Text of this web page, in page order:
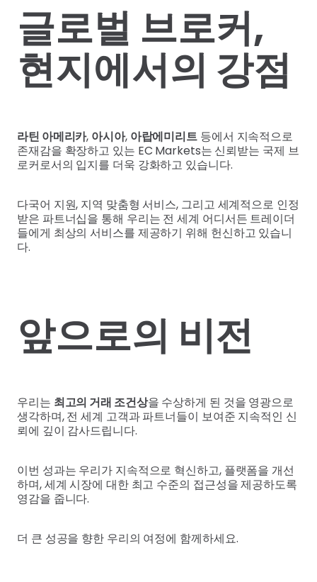
글로벌 브로커,
현지에서의 강점
라틴 아메리카, 아시아, 아랍에미리트 등에서 지속적으로
존재감을 확장하고 있는 EC Markets는 신뢰받는 국제 브
로커로서의 입지를 더욱 강화하고 있습니다.
다국어 지원, 지역 맞춤형 서비스, 그리고 세계적으로 인정
받은 파트너십을 통해 우리는 전 세계 어디서든 트레이더
들에게 최상의 서비스를 제공하기 위해 헌신하고 있습니
다.
앞으로의 비전
우리는 최고의 거래 조건상을 수상하게 된 것을 영광으로
생각하며, 전 세계 고객과 파트너들이 보여준 지속적인 신
뢰에 깊이 감사드립니다.
이번 성과는 우리가 지속적으로 혁신하고, 플랫폼을 개선
하며, 세계 시장에 대한 최고 수준의 접근성을 제공하도록
영감을 줍니다.
더 큰 성공을 향한 우리의 여정에 함께하세요.